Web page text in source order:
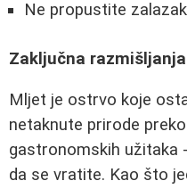
Ne propustite
Zaključna razmišljanja
Mljet je ostrvo koje
netaknute prirode
gastronomskih užitaka
da se vratite. Kao što